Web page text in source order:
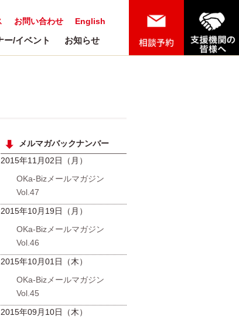
English
お問い合わせ
ー/イベント お知らせ
メルマガバックナンバー
2015年11月02日（月）
OKa-Bizメールマガジン
Vol.47
2015年10月19日（月）
OKa-Bizメールマガジン
Vol.46
2015年10月01日（木）
OKa-Bizメールマガジン
Vol.45
2015年09月10日（木）